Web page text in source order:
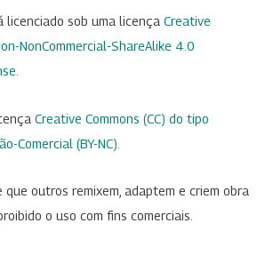
sob uma licença Creative
NonCommercial-ShareAlike 4.0
Creative Commons (CC) do tipo
Comercial (BY-NC)
que outros remixem, adaptem e criem obra
o uso com fins comerciais.